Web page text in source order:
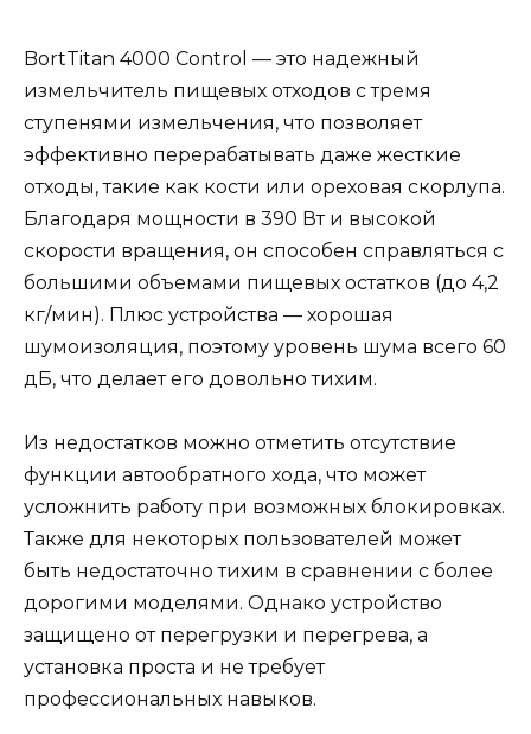
BortTitan 4000 Control — это надежный
измельчитель пищевых отходов с тремя
ступенями измельчения, что позволяет
эффективно перерабатывать даже жесткие
отходы, такие как кости или ореховая скорлупа.
Благодаря мощности в 390 Вт и высокой
скорости вращения, он способен справляться с
большими объемами пищевых остатков (до 4,2
кг/мин). Плюс устройства — хорошая
шумоизоляция, поэтому уровень шума всего 60
дБ, что делает его довольно тихим.
Из недостатков можно отметить отсутствие
функции автообратного хода, что может
усложнить работу при возможных блокировках.
Также для некоторых пользователей может
быть недостаточно тихим в сравнении с более
дорогими моделями. Однако устройство
защищено от перегрузки и перегрева, а
установка проста и не требует
профессиональных навыков.